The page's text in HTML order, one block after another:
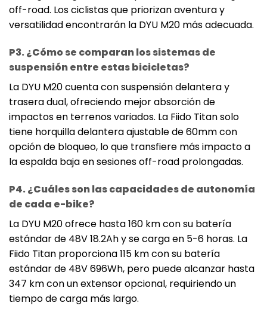
off-road. Los ciclistas que priorizan aventura y
versatilidad encontrarán la DYU M20 más adecuada.
P3. ¿Cómo se comparan los sistemas de
suspensión entre estas bicicletas?
La DYU M20 cuenta con suspensión delantera y
trasera dual, ofreciendo mejor absorción de
impactos en terrenos variados. La Fiido Titan solo
tiene horquilla delantera ajustable de 60mm con
opción de bloqueo, lo que transfiere más impacto a
la espalda baja en sesiones off-road prolongadas.
P4. ¿Cuáles son las capacidades de autonomía
de cada e-bike?
La DYU M20 ofrece hasta 160 km con su batería
estándar de 48V 18.2Ah y se carga en 5-6 horas. La
Fiido Titan proporciona 115 km con su batería
estándar de 48V 696Wh, pero puede alcanzar hasta
347 km con un extensor opcional, requiriendo un
tiempo de carga más largo.